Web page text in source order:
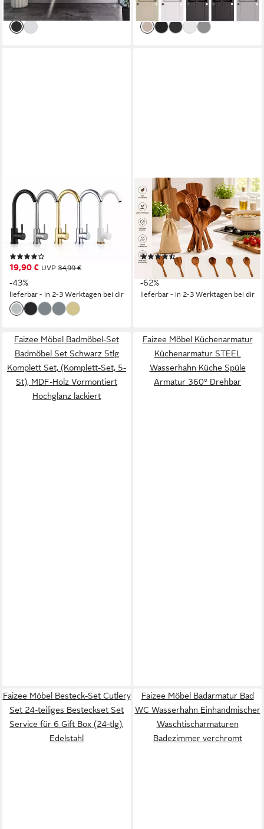
lieferbar - in 4-5 Werktagen bei dir
Vorgebohrt für eine Armatur
Reversibel – Links oder
Rechts montierbar, (Komplett-
FAIZEE MÖBEL
Küchenarmatur
Einhebelmischer Genial
Chrom Beidseitig montierbar
19,90 € UVP 34,99 €
-43%
lieferbar - in 2-3 Werktagen bei dir
FAIZEE MÖBEL
Kochbesteck-Set Holz-
Kochbesteck-Set: 6-teiliges
Set für alle Ihre
Kochbedürfnisse (6-tlg)
(14)
19,90 € UVP 52,49 €
-62%
lieferbar - in 2-3 Werktagen bei dir
Faizee Möbel Badmöbel-Set
Badmöbel Set Schwarz 5tlg
Komplett Set, (Komplett-Set, 5-
St), MDF-Holz Vormontiert
Hochglanz lackiert
Faizee Möbel Küchenarmatur
Küchenarmatur STEEL
Wasserhahn Küche Spüle
Armatur 360° Drehbar
Faizee Möbel Besteck-Set Cutlery
Set 24-teiliges Besteckset Set
Service für 6 Gift Box (24-tlg),
Edelstahl
Faizee Möbel Badarmatur Bad
WC Wasserhahn Einhandmischer
Waschtischarmaturen
Badezimmer verchromt